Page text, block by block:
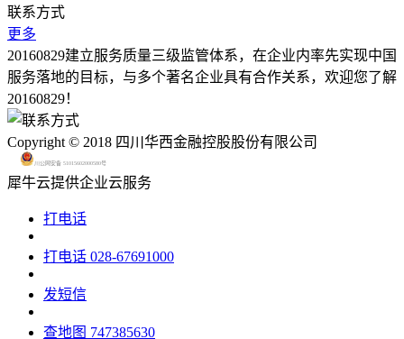
联系方式
更多
20160829建立服务质量三级监管体系，在企业内率先实现中国
服务落地的目标，与多个著名企业具有合作关系，欢迎您了解
20160829！
Copyright © 2018 四川华西金融控股股份有限公司
川公网安备 51015602000580号
犀牛云提供企业云服务
打电话
打电话 028-67691000
发短信
查地图 747385630